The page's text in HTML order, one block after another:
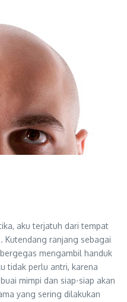
aku terjatuh dari tempat
Kutendang ranjang sebagai
mengambil handuk
tidak perlu antri, karena
mimpi dan siap-siap akan
yang sering dilakukan